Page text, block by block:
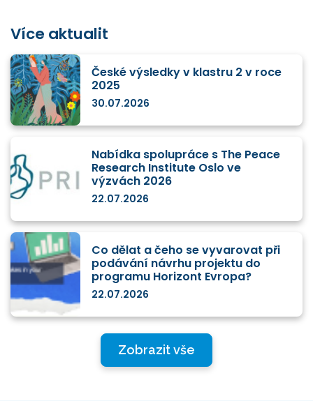
Více aktualit
České výsledky v klastru 2 v roce
2025
30.07.2026
Nabídka spolupráce s The Peace
Research Institute Oslo ve
výzvách 2026
22.07.2026
Co dělat a čeho se vyvarovat při
podávání návrhu projektu do
programu Horizont Evropa?
22.07.2026
Zobrazit vše